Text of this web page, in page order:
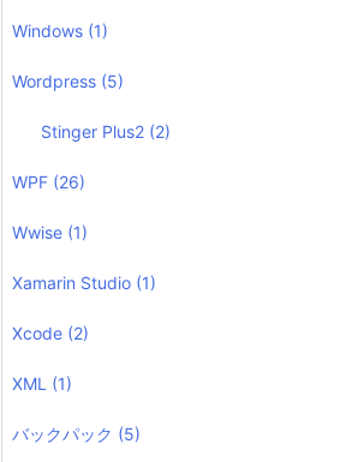
Windows (1)
Wordpress (5)
Stinger Plus2 (2)
WPF (26)
Wwise (1)
Xamarin Studio (1)
Xcode (2)
XML (1)
バックパック (5)